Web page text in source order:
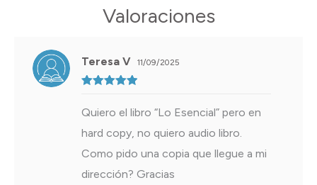
Valoraciones
Teresa V 11/09/2025
Quiero el libro “Lo Esencial” pero en
hard copy, no quiero audio libro.
Como pido una copia que llegue a mi
dirección? Gracias